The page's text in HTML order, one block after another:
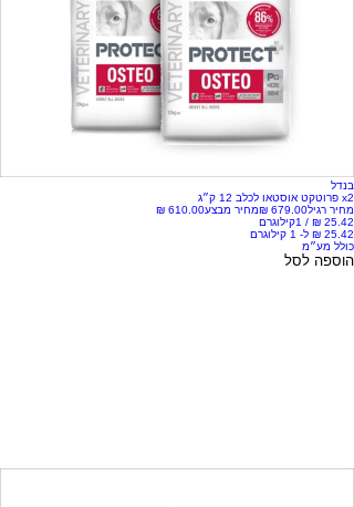
בנדל
x2 פרוטקט אוסטאו לכלב 12 ק״ג
מחיר רגיל
מחיר מבצע
/ 1קילוגרם
כולל מע״מ
הוספה לסל